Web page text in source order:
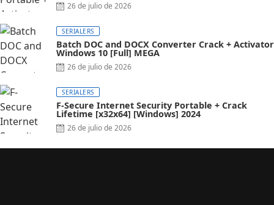
26 de julio de 2026
SERIALERS
Batch DOC and DOCX Converter Crack + Activator
Windows 10 [Full] MEGA
26 de julio de 2026
SERIALERS
F-Secure Internet Security Portable + Crack
Lifetime [x32x64] [Windows] 2024
26 de julio de 2026